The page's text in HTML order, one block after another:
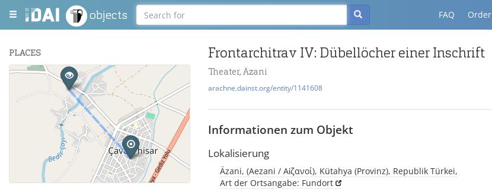
objects FAQ Order
PLACES
−
Leaflet | Maps and Data © OpenStreetMap
Frontarchitrav IV: Dübellöcher einer Inschrift
Theater, Äzani
arachne.dainst.org/entity/1141608
Informationen zum Objekt
Lokalisierung
Äzani, (Aezani / Αἰζανοί), Kütahya (Provinz), Republik Türkei,
Art der Ortsangabe: Fundort